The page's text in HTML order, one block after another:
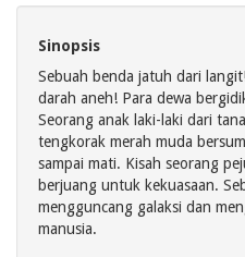
Sinopsis
Sebuah benda jatuh dari
darah aneh! Para dewa
Seorang anak laki-laki dari
tengkorak merah muda
sampai mati. Kisah seorang
berjuang untuk kekuasaan.
mengguncang galaksi dan
manusia.